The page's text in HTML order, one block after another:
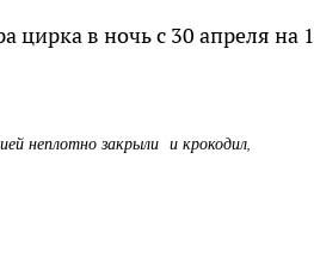
цирка в ночь с 30 апреля на 1
неплотно закрыли и крокодил,